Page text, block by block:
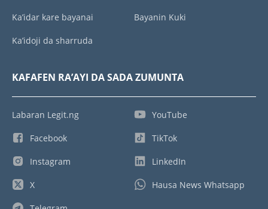
Ka’idar kare bayanai
Ka’idoji da sharruda
Bayanin Kuki
KAFAFEN RA’AYI DA SADA ZUMUNTA
Labaran Legit.ng
Facebook
Instagram
X
YouTube
TikTok
LinkedIn
Hausa News Whatsapp